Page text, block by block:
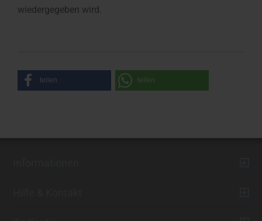
wiedergegeben wird.
teilen teilen